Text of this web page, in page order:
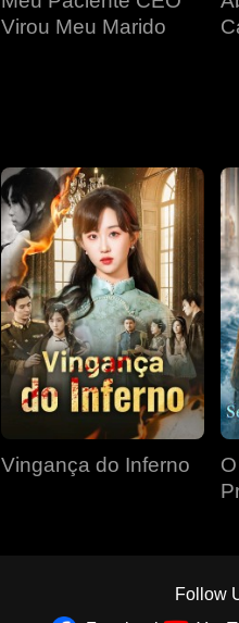
Virou Meu Marido
Vingança do Inferno
Follow